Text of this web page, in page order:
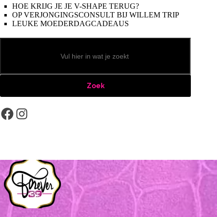
HOE KRIJG JE JE V-SHAPE TERUG?
OP VERJONGINGSCONSULT BIJ WILLEM TRIP
LEUKE MOEDERDAGCADEAUS
Zoeken
Zoek
Facebook
Instagram